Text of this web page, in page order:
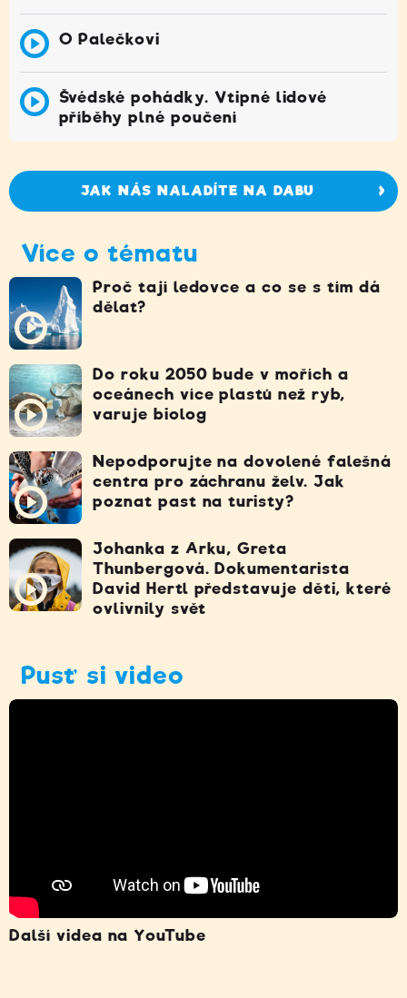
O Palečkovi
Švédské pohádky. Vtipné lidové
příběhy plné poučení
JAK NÁS NALADÍTE NA DABU
Více o tématu
Proč tají ledovce a co se s tím dá
dělat?
Do roku 2050 bude v mořích a
oceánech více plastů než ryb,
varuje biolog
Nepodporujte na dovolené falešná
centra pro záchranu želv. Jak
poznat past na turisty?
Johanka z Arku, Greta
Thunbergová. Dokumentarista
David Hertl představuje děti, které
ovlivnily svět
Pusť si video
Další videa na YouTube